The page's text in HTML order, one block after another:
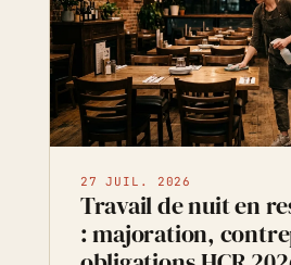
27 JUIL. 2026
Travail de nuit en
: majoration,